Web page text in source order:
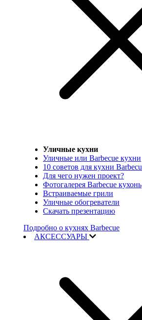
Уличные кухни
Уличные или Barbecue кухни
10 советов для кухни
Для чего нужен проект?
Фотогалерея Barbecue кухонь
Встраиваемые грили
Уличные обогреватели
Скачать презентацию
Подробно о кухнях Barbecue
АКСЕССУАРЫ